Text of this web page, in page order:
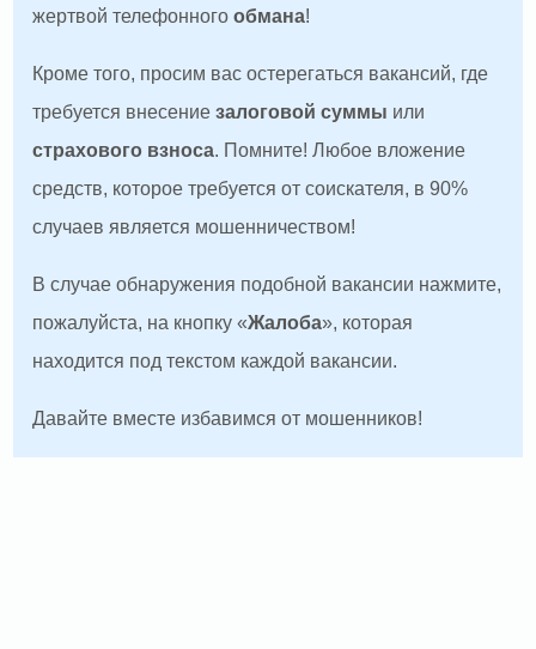
жертвой телефонногообмана!
Кроме того, просим вас остерегаться вакансий, где
требуется внесениезалоговой суммы или
страхового взноса. Помните! Любое вложение
средств, которое требуется от соискателя, в 90%
случаев является мошенничеством!
В случае обнаружения подобной вакансии нажмите,
пожалуйста, на кнопку «Жалоба», которая
находится под текстом каждой вакансии.
Давайте вместе избавимся от мошенников!